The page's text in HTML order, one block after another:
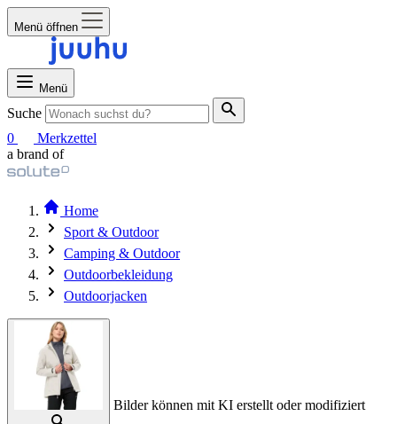
Menü öffnen
Menü
Suche
0
Merkzettel
a brand of
Home
Sport & Outdoor
Camping & Outdoor
Outdoorbekleidung
Outdoorjacken
Bilder können mit KI erstellt oder modifiziert